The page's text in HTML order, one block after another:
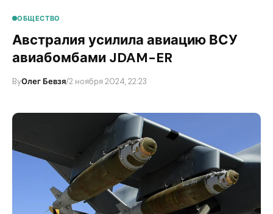
ОБЩЕСТВО
Австралия усилила авиацию ВСУ
авиабомбами JDAM-ER
ByОлег Бевзя/2 ноября 2024, 22:23